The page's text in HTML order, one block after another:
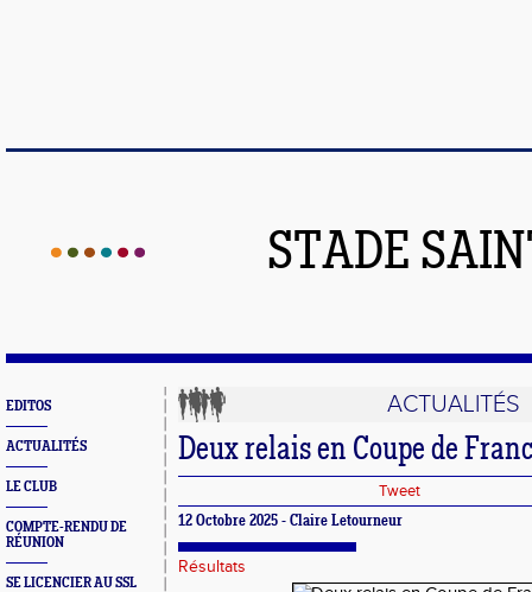
STADE
EDITOS
ACTUALITÉS
LE CLUB
COMPTE-RENDU DE
RÉUNION
SE LICENCIER AU SSL
ACTUALITÉS
Deux relais en Coupe de
Tweet
12 Octobre 2025 - Claire Letourneur
Résultats